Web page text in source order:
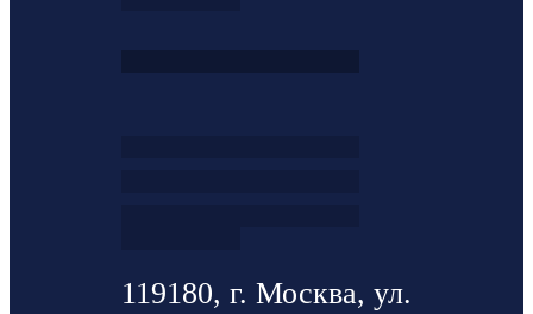
119180, г. Москва, ул.